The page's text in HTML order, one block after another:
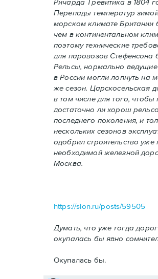
Ричарда Тревитика в 1804
Перепады температур
морском климате Британии
чем в континентальном
поэтому технические
для паровозов Стефенсона
Рельсы, нормально ведущие
в России могли лопнуть на
же сезон. Царскосельская
в том числе для того, чтобы
достаточно ли хорош
последнего поколения, и
нескольких сезонов
одобрил строительство уже
необходимой железной
Москва.
https://slon.ru/posts/59505
Думать, что уже тогда
окупалась бы явно
Окупалась бы.